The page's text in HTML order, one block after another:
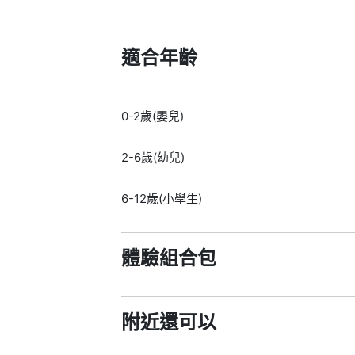
適合年齡
0-2歲(嬰兒)
2-6歲(幼兒)
6-12歲(小學生)
體驗組合包
附近還可以